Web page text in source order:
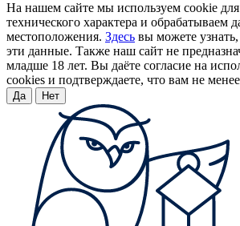
На нашем сайте мы используем cookie
технического характера и обрабатываем
местоположения. Здесь вы можете
эти данные. Также наш сайт не
младше 18 лет. Вы даёте согласие на
cookies и подтверждаете, что вам не
Да Нет